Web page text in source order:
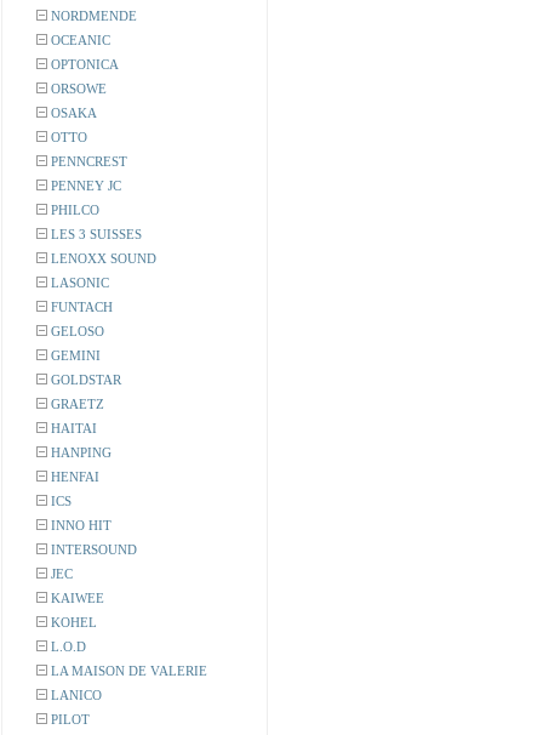
NORDMENDE
OCEANIC
OPTONICA
ORSOWE
OSAKA
OTTO
PENNCREST
PENNEY JC
PHILCO
LES 3 SUISSES
LENOXX SOUND
LASONIC
FUNTACH
GELOSO
GEMINI
GOLDSTAR
GRAETZ
HAITAI
HANPING
HENFAI
ICS
INNO HIT
INTERSOUND
JEC
KAIWEE
KOHEL
L.O.D
LA MAISON DE VALERIE
LANICO
PILOT